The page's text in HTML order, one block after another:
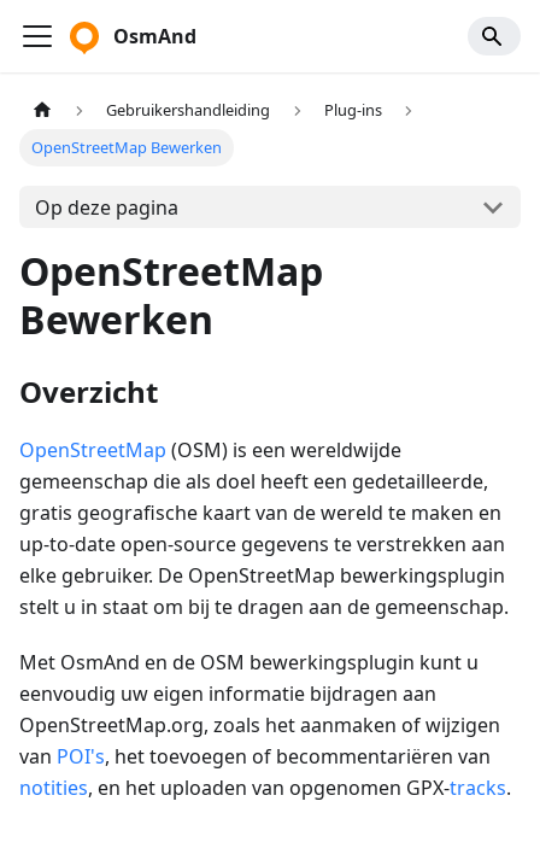
OsmAnd
Gebruikershandleiding
Plug-ins
OpenStreetMap Bewerken
Op deze pagina
OpenStreetMap
Bewerken
Overzicht
OpenStreetMap (OSM) is een wereldwijde
gemeenschap die als doel heeft een gedetailleerde,
gratis geografische kaart van de wereld te maken en
up-to-date open-source gegevens te verstrekken aan
elke gebruiker. De OpenStreetMap bewerkingsplugin
stelt u in staat om bij te dragen aan de gemeenschap.
Met OsmAnd en de OSM bewerkingsplugin kunt u
eenvoudig uw eigen informatie bijdragen aan
OpenStreetMap.org, zoals het aanmaken of wijzigen
van POI's, het toevoegen of becommentariëren van
notities, en het uploaden van opgenomen GPX-tracks.